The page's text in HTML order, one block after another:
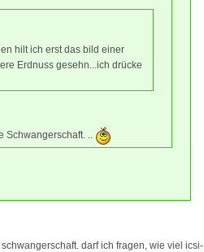
hilt ich erst das bild einer
Erdnuss gesehn...ich drücke
Schwangerschaft. ..
darf ich fragen, wie viel icsi-